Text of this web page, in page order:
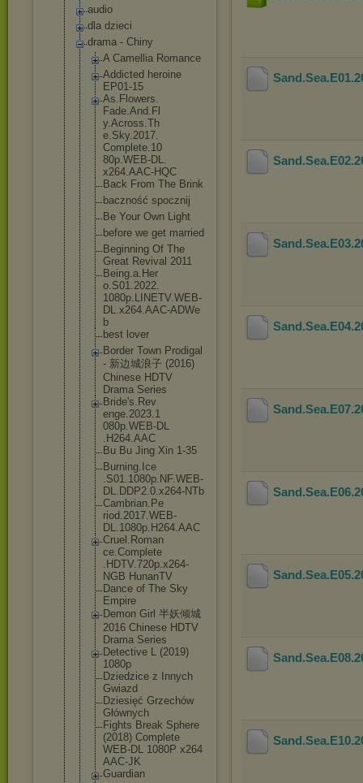
audio
dla dzieci
drama - Chiny
A Camellia Romance
Addicted heroine
EP01-15
As.Flowers.
Fade.And.Fl
y.Across.Th
e.Sky.2017.
Complete.10
80p.WEB-DL.
x264.AAC-HQC
Back From The Brink
baczność spocznij
Be Your Own Light
before we get married
Beginning Of The
Great Revival 2011
Being.a.Her
o.S01.2022.
1080p.LINETV.WEB-
DL.x264.AAC-ADWe
b
best lover
Border Town Prodigal
- 新边城浪子 (2016)
Chinese HDTV
Drama Series
Bride's.Rev
enge.2023.1
080p.WEB-DL
.H264.AAC
Bu Bu Jing Xin 1-35
Burning.Ice
.S01.1080p. NF.WEB-
DL.DDP2.0.x264-NTb
Cambrian.Pe
riod.2017.WEB-
DL.1080p.H264.AAC
Cruel.Roman
ce.Complete
.HDTV.720p.x264-
NGB HunanTV
Dance of The Sky
Empire
Demon Girl 半妖倾城
2016 Chinese HDTV
Drama Series
Detective L (2019)
1080p
Dziedzice z Innych
Gwiazd
Dziesięć Grzechów
Głównych
Fights Break Sphere
(2018) Complete
WEB-DL 1080P x264
AAC-JK
Guardian